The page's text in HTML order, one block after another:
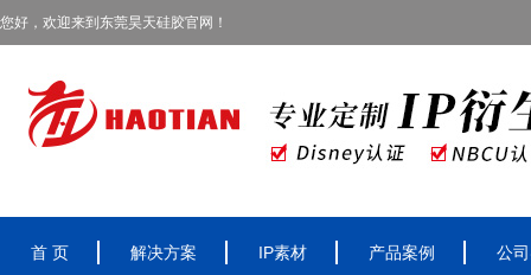
您好，欢迎来到东莞昊天硅胶官网！
首 页 解决方案 IP素材 产品案例 公